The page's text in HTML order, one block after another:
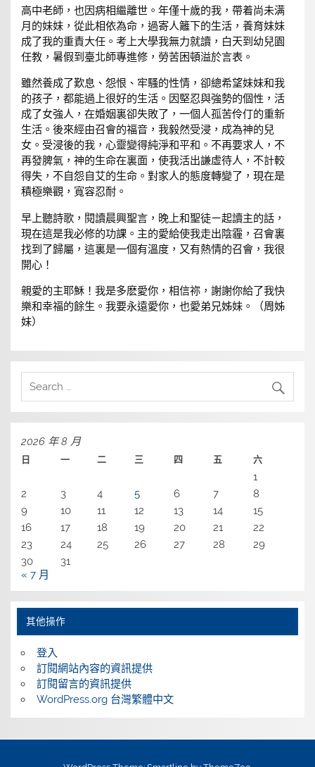
高中老師，也因病相繼離世。年僅十歲的我，帶着尚未满
月的妹妹，從此相依為命，過寄人籬下的生活，養育妹妹
成了我的重責大任。考上大學我無力就讀，白天到幼兒園
任教，暑假到臺北師專進修，勞苦困頓溢於言表。
雖然養成了歎息、怨恨、牢騷的性情，卻總希望妹妹和我
的孩子，都能過上很好的生活。因堅忍與強勢的個性，活
成了女強人，在婚姻裏卻失敗了，一個人孤苦伶仃的重新
生活。後來經由召會的福音，我毅然受浸，成為神的兒
女。受浸後的我，心靈變得純淨和平和。不再要求人，不
再發脾氣，神的生命在裏面，使我活出謙虛待人，不計較
得失，不自怨自艾的生命。對家人的態度轉變了，現在是
積極樂觀，寬容忍耐。
早上聽詩歌，閱讀晨興聖言，晚上和聖徒ㄧ起讀主的話，
現在這是我必修的功課。主的愛給使我走出陰霾，召會裏
找到了歸屬，這裏是一個有溫度，又有熱情的召會，我很
開心！
親愛的主耶穌！我是多麽愛你，相信祢，謝謝你給了我快
樂和幸福的餘生。我要永遠愛你，也愛弟兄姊妹。（周姊
妹）
2026 年 8 月
日 一 二 三 四 五 六
1
2
3 4 5 6 7
8
9
10 11 12 13 14
15
16
17 18 19 20 21
22
23
24 25 26 27 28
29
30
31
« 7 月
其他操作
登入
訂閱網站內容的資訊提供
訂閱留言的資訊提供
WordPress.org 台灣繁體中文